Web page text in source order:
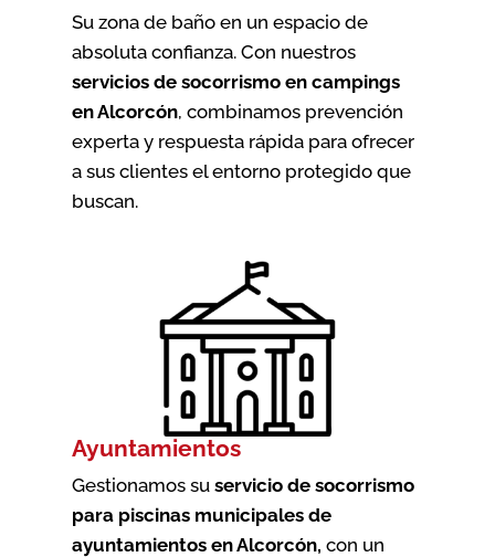
Su zona de baño en un espacio de
absoluta confianza. Con nuestros
servicios de socorrismo en campings
en Alcorcón, combinamos prevención
experta y respuesta rápida para ofrecer
a sus clientes el entorno protegido que
buscan.
Ayuntamientos
Gestionamos su servicio de socorrismo
para piscinas municipales de
ayuntamientos en Alcorcón, con un